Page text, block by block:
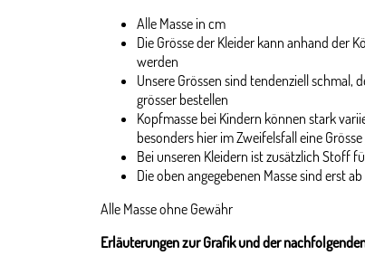
Alle Masse in cm
Die Grösse der Kleider kann anhand der
werden
Unsere Grössen sind tendenziell schmal,
grösser bestellen
Kopfmasse bei Kindern können stark
besonders hier im Zweifelsfall eine
Bei unseren Kleidern ist zusätzlich Stoff
Die oben angegebenen Masse sind erst
Alle Masse ohne Gewähr
Erläuterungen zur Grafik und der